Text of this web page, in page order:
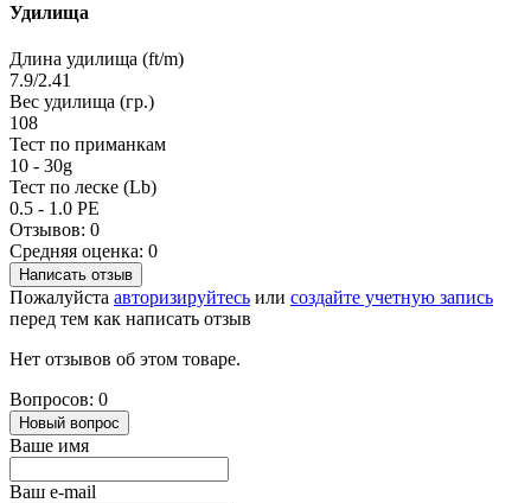
Удилища
Длина удилища (ft/m)
7.9/2.41
Вес удилища (гр.)
108
Тест по приманкам
10 - 30g
Тест по леске (Lb)
0.5 - 1.0 PE
Отзывов: 0
Средняя оценка: 0
Написать отзыв
Пожалуйста авторизируйтесь или создайте учетную запись
перед тем как написать отзыв
Нет отзывов об этом товаре.
Вопросов: 0
Новый вопрос
Ваше имя
Ваш e-mail